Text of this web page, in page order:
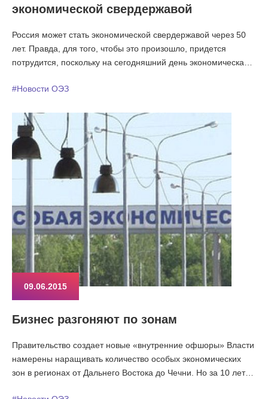
экономической свердержавой
Россия может стать экономической свердержавой через 50
лет. Правда, для того, чтобы это произошло, придется
потрудится, поскольку на сегодняшний день экономическая
министр экономического развития России Алексей Улюкаев в
#Новости ОЭЗ
09.06.2015
Бизнес разгоняют по зонам
Правительство создает новые «внутренние офшоры» Власти
намерены наращивать количество особых экономических
зон в регионах от Дальнего Востока до Чечни. Но за 10 лет